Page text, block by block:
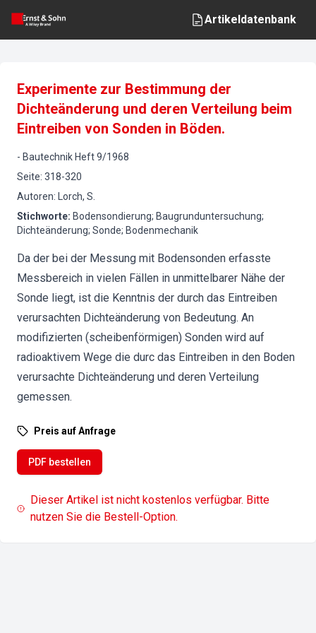
Artikeldatenbank
Experimente zur Bestimmung der
Dichteänderung und deren Verteilung beim
Eintreiben von Sonden in Böden.
- Bautechnik Heft9/1968
Seite: 318-320
Autoren:
Lorch, S.
Stichworte: Bodensondierung; Baugrunduntersuchung;
Dichteänderung; Sonde; Bodenmechanik
Da der bei der Messung mit Bodensonden erfasste
Messbereich in vielen Fällen in unmittelbarer Nähe der
Sonde liegt, ist die Kenntnis der durch das Eintreiben
verursachten Dichteänderung von Bedeutung. An
modifizierten (scheibenförmigen) Sonden wird auf
radioaktivem Wege die durc das Eintreiben in den Boden
verursachte Dichteänderung und deren Verteilung
gemessen.
Preis auf Anfrage
PDF bestellen
Dieser Artikel ist nicht kostenlos verfügbar. Bitte
nutzen Sie die Bestell-Option.